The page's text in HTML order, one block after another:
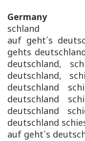
Germany
schland
auf geht´s
gehts
deutschland,
deutschland,
deutschland
deutschland
deutschland
deutschland
auf geht´s